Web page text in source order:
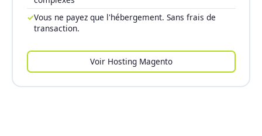
✓Vous ne payez que l'hébergement. Sans frais de
transaction.
Voir Hosting Magento